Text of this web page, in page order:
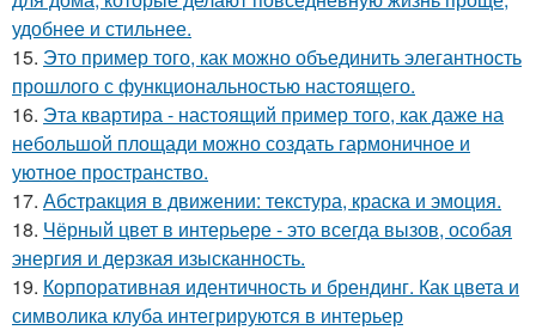
удобнее и стильнее.
15. Это пример того, как можно объединить элегантность
прошлого с функциональностью настоящего.
16. Эта квартира - настоящий пример того, как даже на
небольшой площади можно создать гармоничное и
уютное пространство.
17. Абстракция в движении: текстура, краска и эмоция.
18. Чёрный цвет в интерьере - это всегда вызов, особая
энергия и дерзкая изысканность.
19. Корпоративная идентичность и брендинг. Как цвета и
символика клуба интегрируются в интерьер